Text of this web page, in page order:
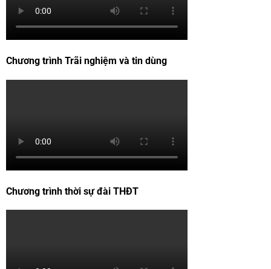
Chương trình Trãi nghiệm và tin dùng
Chương trình thời sự đài THĐT